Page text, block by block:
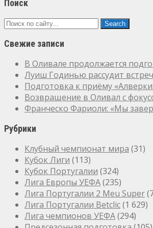
Поиск
Свежие записи
В Оливале продолжается
Луиш Годинью рассудит
Подготовка к приёму
Возвращение в Оливал с
Франческо Фариоли: «Мы
Рубрики
Клубный чемпионат мира (31)
Кубок Лиги (113)
Кубок Португалии (324)
Лига Европы УЕФА(235)
Лига Португалии 2 Meu Super
Лига Португалии Betclic(1 629)
Лига чемпионов УЕФА(294)